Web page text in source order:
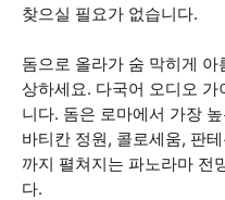
찾으실 필요가 없습니다.
돔으로 올라가 숨 막히게
상하세요. 다국어 오디오
니다. 돔은 로마에서 가장
바티칸 정원, 콜로세움, 판
까지 펼쳐지는 파노라마 전
다.